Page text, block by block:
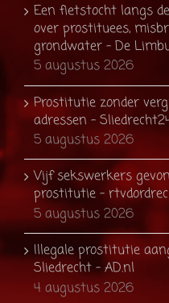
Een fietstocht langs
over prostituees,
grondwater - De
5 augustus 2026
Prostitutie zonder
adressen -
5 augustus 2026
Vijf sekswerkers
prostitutie -
5 augustus 2026
Illegale prostitutie
Sliedrecht - AD.nl
4 augustus 2026